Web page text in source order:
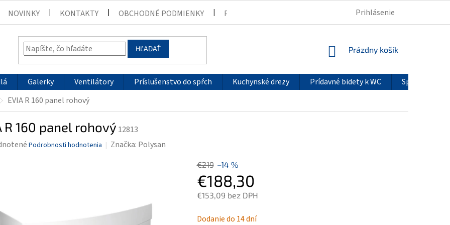
NOVINKY KONTAKTY OBCHODNÉ PODMIENKY PODMIENKY OCHRANY OSOBNÝCH ÚDAJOV REKLAMÁCIE
Prihlásenie
HĽADAŤ
NÁKUPNÝ
Prázdny košík
Galerky Ventilátory Príslušenstvo do spŕch Kuchynské drezy Prídavné bidety k WC
Sprchové
EVIA R 160 panel rohový
R 160 panel rohový 12813
Podrobnosti hodnotenia Značka: Polysan
€219 –14 %
€188,30
€153,09 bez DPH
cena:
Dodanie do 14 dní